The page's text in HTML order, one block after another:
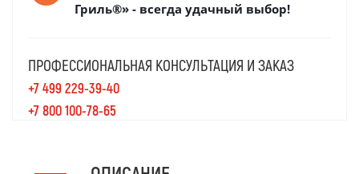
Гриль®» - всегда удачный выбор!
ПРОФЕССИОНАЛЬНАЯ КОНСУЛЬТАЦИЯ И ЗАКАЗ
+7 499 229-39-40
+7 800 100-78-65